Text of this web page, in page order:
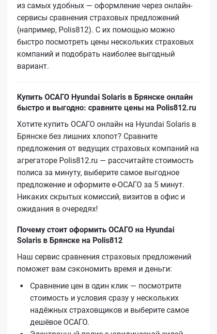
из самых удобных — оформление через онлайн-
сервисы сравнения страховых предложений
(например, Polis812). С их помощью можно
быстро посмотреть цены нескольких страховых
компаний и подобрать наиболее выгодный
вариант.
Купить ОСАГО Hyundai Solaris в Брянске онлайн
быстро и выгодно: сравните цены на Polis812.ru
Хотите купить ОСАГО онлайн на Hyundai Solaris в
Брянске без лишних хлопот? Сравните
предложения от ведущих страховых компаний на
агрегаторе Polis812.ru — рассчитайте стоимость
полиса за минуту, выберите самое выгодное
предложение и оформите е‑ОСАГО за 5 минут.
Никаких скрытых комиссий, визитов в офис и
ожидания в очередях!
Почему стоит оформить ОСАГО на Hyundai
Solaris в Брянске на Polis812
Наш сервис сравнения страховых предложений
поможет вам сэкономить время и деньги:
Сравнение цен в один клик — посмотрите
стоимость и условия сразу у нескольких
надёжных страховщиков и выберите самое
дешёвое ОСАГО.